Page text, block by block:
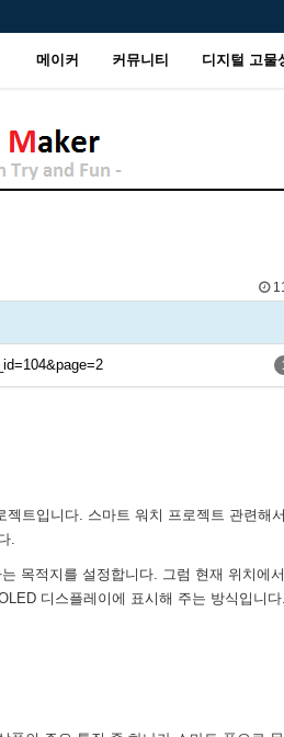
메이커 커뮤니티 디지털 고물
트입니다. 스마트 워치 프로젝트 관련해
.
목적지를 설정합니다. 그럼 현재 위치에
디스플레이에 표시해 주는 방식입니다.